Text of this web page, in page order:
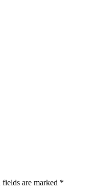
fields are marked *